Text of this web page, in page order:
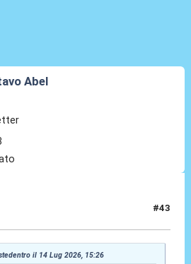
Abel
#43
il 14 Lug 2026, 15:26